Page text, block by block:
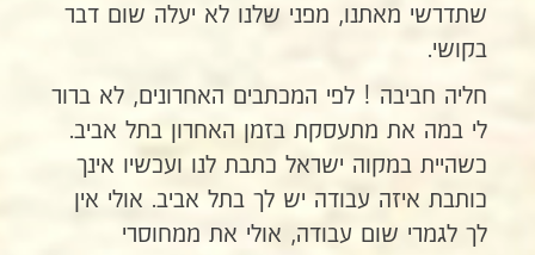
שתדרשי מאתנו, מפני שלנו לא יעלה שום דבר
בקושי.
חליה חביבה ! לפי המכתבים האחרונים, לא ברור
לי במה את מתעסקת בזמן האחרון בתל אביב.
כשהיית במקוה ישראל כתבת לנו ועכשיו אינך
כותבת איזה עבודה יש לך בתל אביב. אולי אין
לך לגמרי שום עבודה, אולי את ממחוסרי